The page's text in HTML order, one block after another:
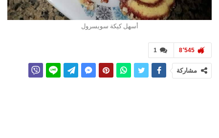
أسهل كيكة سويسرول
1 8٬545
مشاركة